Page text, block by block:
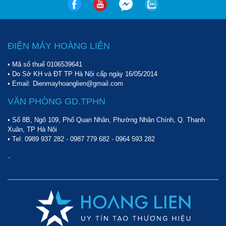
- Máy rửa xe hơi nước nóng Kolumbo 2 WAY hoạt động với độ
của nhiều đối tượng khách hàng hiện nay.
trình sử dụng người dùng cần lưu ý một số điểm sau:
ĐIỆN MÁY HOÀNG LIÊN
• Mã số thuế 0106539641
• Do Sở KH và ĐT TP Hà Nội cấp ngày 16/05/2014
• Email: Dienmayhoanglien@gmail.com
VĂN PHÒNG GD.TPHN
• Số 8B, Ngõ 109, Phố Quan Nhân, Phường Nhân Chính, Q. Thanh
Xuân, TP Hà Nội
• Tel: 0989 937 282 - 0987 779 682 - 0964 593 282
-